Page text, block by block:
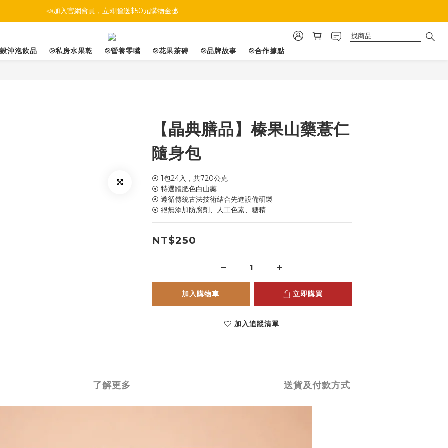
📣加入官網會員，立即贈送$50元購物金💰
沖泡飲品 ⧁私房水果乾 ⧁營養零嘴 ⧁花果茶磚 ⧁品牌故事 ⧁合作據點
【晶典膳品】榛果山藥薏仁
隨身包
⦿ 1包24入，共720公克
⦿ 特選體肥色白山藥
⦿ 遵循傳統古法技術結合先進設備研製
⦿ 絕無添加防腐劑、人工色素、糖精
NT$250
加入購物車 立即購買
加入追蹤清單
了解更多 送貨及付款方式